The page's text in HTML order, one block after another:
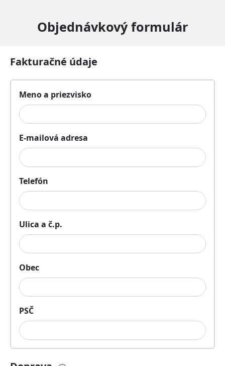
Objednávkový formulár
Fakturačné údaje
Meno a priezvisko
E-mailová adresa
Telefón
Ulica a č.p.
Obec
PSČ